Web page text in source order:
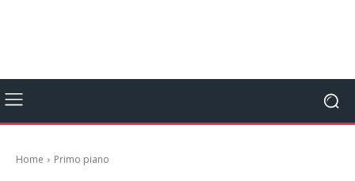
Home Primo piano